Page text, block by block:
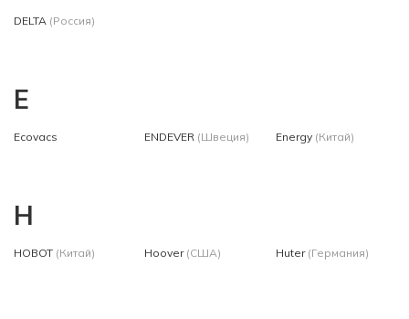
DELTA (Россия)
E
Ecovacs ENDEVER (Швеция) Energy (Китай)
H
HOBOT (Китай) Hoover (США) Huter (Германия)